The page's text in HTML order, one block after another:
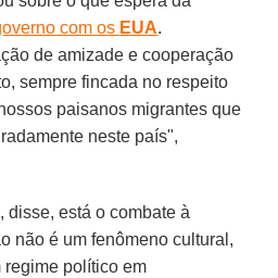
com os EUA.
de amizade e cooperação
sempre fincada no respeito
paisanos migrantes que
neste país",
disse, está o combate à
não é um fenômeno cultural,
regime político em